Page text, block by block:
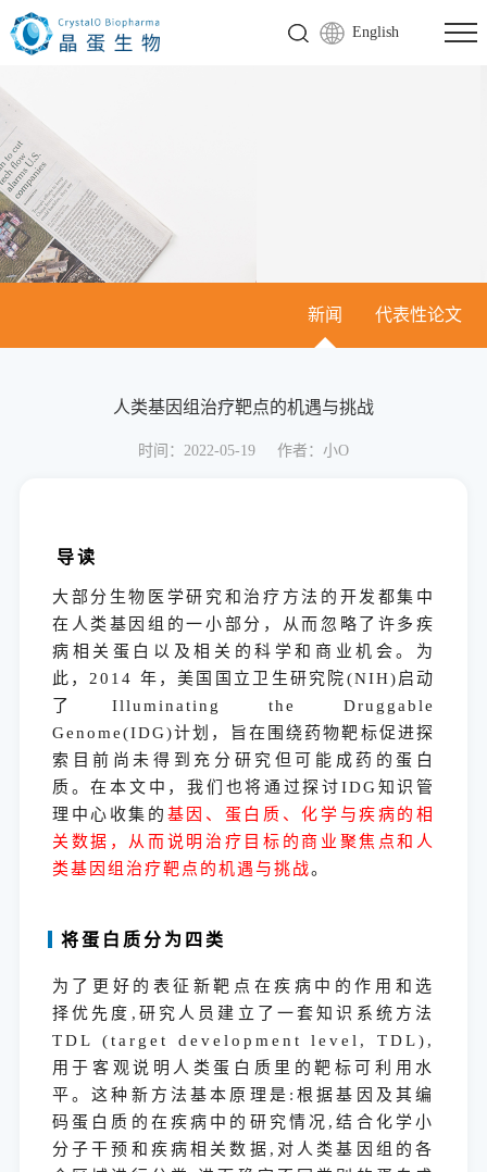
English
新闻 代表性论文
人类基因组治疗靶点的机遇与挑战
时间：2022-05-19 作者：小O
导读
大部分生物医学研究和治疗方法的开发都集中
在人类基因组的一小部分，从而忽略了许多疾
病相关蛋白以及相关的科学和商业机会。为
此，2014 年，美国国立卫生研究院(NIH)启动
了Illuminating the Druggable
Genome(IDG)计划，旨在围绕药物靶标促进探
索目前尚未得到充分研究但可能成药的蛋白
质。在本文中，我们也将通过探讨IDG知识管
理中心收集的 基因、蛋白质、化学与疾病的相
关数据，从而说明治疗目标的商业聚焦点和人
类基因组治疗靶点的机遇与挑战。
将蛋白质分为四类
为了更好的表征新靶点在疾病中的作用和选
择优先度,研究人员建立了一套知识系统方法
TDL (target development level, TDL),
用于客观说明人类蛋白质里的靶标可利用水
平。这种新方法基本原理是:根据基因及其编
码蛋白质的在疾病中的研究情况,结合化学小
分子干预和疾病相关数据,对人类基因组的各